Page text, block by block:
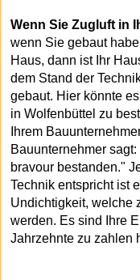
Wenn Sie Zugluft in
wenn Sie gebaut
Haus, dann ist Ihr
dem Stand der
gebaut. Hier könnte
in Wolfenbüttel zu
Ihrem
Bauunternehmer
bravour bestanden."
Technik entspricht ist
Undichtigkeit, welche
werden. Es sind Ihre
Jahrzehnte zu zahlen